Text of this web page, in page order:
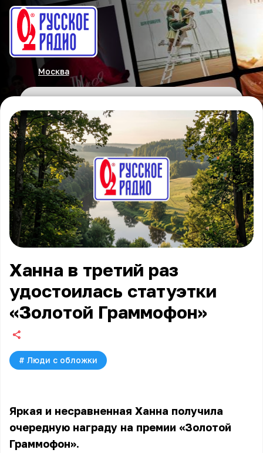
Москва
Ханна в третий раз
удостоилась статуэтки
«Золотой Граммофон»
# Люди с обложки
Яркая и несравненная Ханна получила
очередную награду на премии «Золотой
Граммофон».